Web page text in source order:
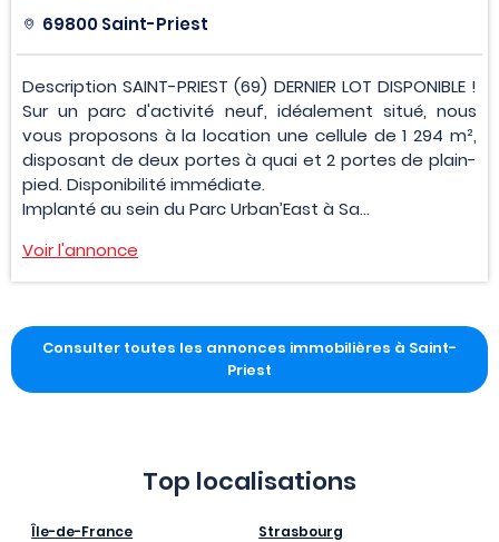
69800 Saint-Priest
Description SAINT-PRIEST (69) DERNIER LOT DISPONIBLE !
Sur un parc d'activité neuf, idéalement situé, nous
vous proposons à la location une cellule de 1 294 m²,
disposant de deux portes à quai et 2 portes de plain-
pied. Disponibilité immédiate.
Implanté au sein du Parc Urban’East à Sa...
Voir l'annonce
Consulter toutes les annonces immobilières à Saint-
Priest
Top localisations
Île-de-France
Strasbourg